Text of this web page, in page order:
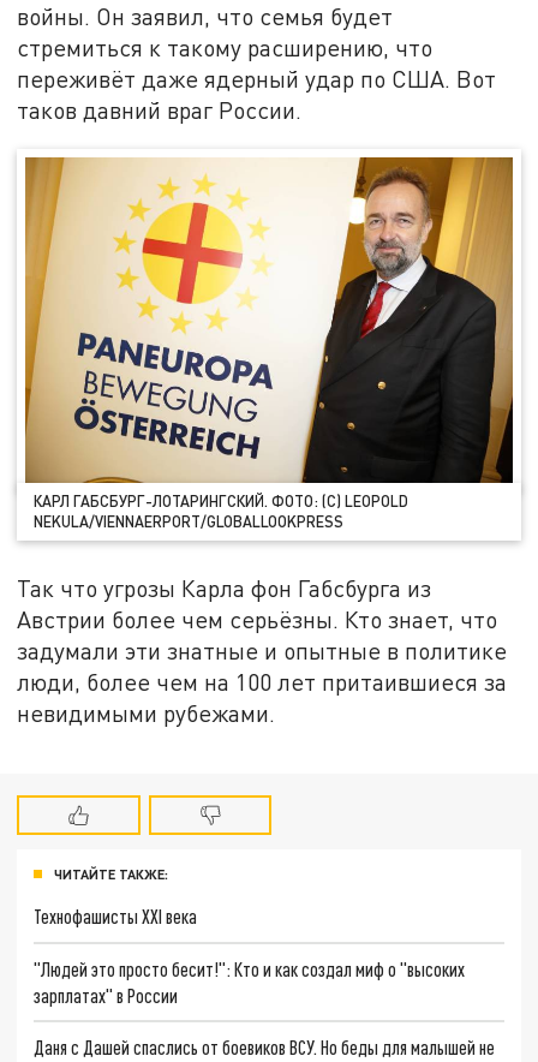
войны. Он заявил, что семья будет
стремиться к такому расширению, что
переживёт даже ядерный удар по США. Вот
таков давний враг России.
КАРЛ ГАБСБУРГ-ЛОТАРИНГСКИЙ. ФОТО: (C) LEOPOLD
NEKULA/VIENNAERPORT/GLOBALLOOKPRESS
Так что угрозы Карла фон Габсбурга из
Австрии более чем серьёзны. Кто знает, что
задумали эти знатные и опытные в политике
люди, более чем на 100 лет притаившиеся за
невидимыми рубежами.
ЧИТАЙТЕ ТАКЖЕ:
Технофашисты XXI века
"Людей это просто бесит!": Кто и как создал миф о "высоких
зарплатах" в России
Даня с Дашей спаслись от боевиков ВСУ. Но беды для малышей не